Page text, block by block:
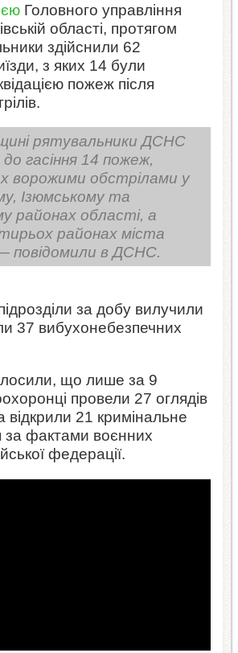
Головного управління
області, протягом
здійснили 62
з яких 14 були
пожеж після
рятувальники ДСНС
гасіння 14 пожеж,
ворожими обстрілами у
Ізюмському та
районах області, а
районах міста
повідомили в ДСНС.
за добу вилучили
37 вибухонебезпечних
що лише за 9
провели 27 оглядів
відкрили 21 кримінальне
за фактами воєнних
федерації.